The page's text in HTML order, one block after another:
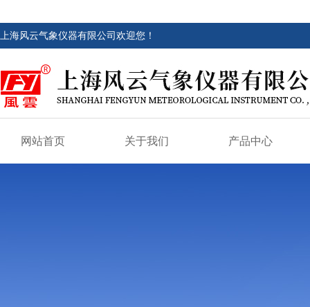
上海风云气象仪器有限公司欢迎您！
网站首页 关于我们 产品中心